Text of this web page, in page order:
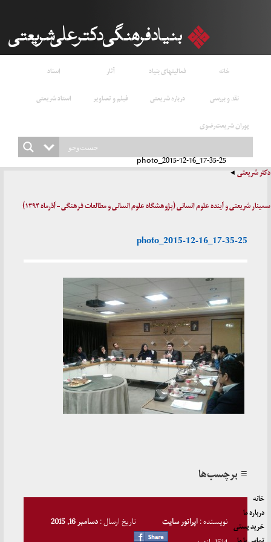
خانه فعالیتهای بنیاد آثار
اسناد
نقد و بررسی
درباره شریعتی فیلم و تصاویر
استاد شریعتی
پوران شریعت‌رضوی
دکتر شریعتی
سمینار شریعتی و آینده علوم انسانی (پژوهشگاه علوم انسانی و مطالعات فرهنگی – آذرماه ۱۳۹۴)
photo_2015-12-16_17-35-25
photo_2015-12-16_17-35-25
≡ برچسب‌ها
نویسنده :اپراتور سایت تاریخ ارسال :دسامبر 16, 2015
خانه
درباره ما
خرید پستی